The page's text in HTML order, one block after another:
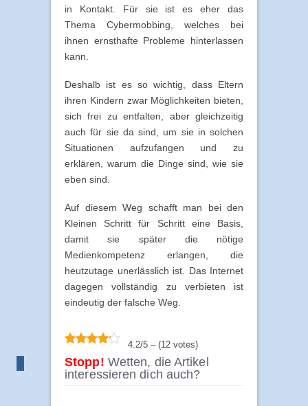
in Kontakt. Für sie ist es eher das
Thema Cybermobbing, welches bei
ihnen ernsthafte Probleme hinterlassen
kann.
Deshalb ist es so wichtig, dass Eltern
ihren Kindern zwar Möglichkeiten bieten,
sich frei zu entfalten, aber gleichzeitig
auch für sie da sind, um sie in solchen
Situationen aufzufangen und zu
erklären, warum die Dinge sind, wie sie
eben sind.
Auf diesem Weg schafft man bei den
Kleinen Schritt für Schritt eine Basis,
damit sie später die nötige
Medienkompetenz erlangen, die
heutzutage unerlässlich ist. Das Internet
dagegen vollständig zu verbieten ist
eindeutig der falsche Weg.
4.2/5 – (12 votes)
Stopp! Wetten, die Artikel
interessieren dich auch?